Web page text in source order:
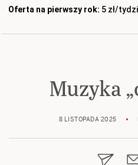
Oferta na pierwszy rok: 5 zł/
Muzyka
8 LISTOPADA 2025